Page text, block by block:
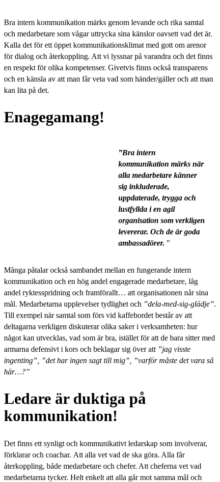
Bra intern kommunikation märks genom levande och rika samtal
och medarbetare som vågar uttrycka sina känslor oavsett vad det är.
Kalla det för ett öppet kommunikationsklimat med gott om arenor
för dialog och återkoppling. Att vi lyssnar på varandra och det finns
en respekt för olika kompetenser. Givetvis finns också transparens
och en känsla av att man får veta vad som händer/gäller och att man
kan lita på det.
Enagegamang!
”Bra intern
kommunikation märks när
alla medarbetare känner
sig inkluderade,
uppdaterade, trygga och
lustfyllda i en agil
organisation som verkligen
levererar. Och de är goda
ambassadörer.”
Många påtalar också sambandet mellan en fungerande intern
kommunikation och en hög andel engagerade medarbetare, låg
andel ryktesspridning och framförallt… att organisationen når sina
mål. Medarbetarna upplevelser tydlighet och ”dela-med-sig-glädje”.
Till exempel när samtal som förs vid kaffebordet består av att
deltagarna verkligen diskuterar olika saker i verksamheten: hur
något kan utvecklas, vad som är bra, istället för att de bara sitter med
armarna defensivt i kors och beklagar sig över att ”jag visste
ingenting”, ”det har ingen sagt till mig”, ”varför måste det vara så
här…?”
Ledare är duktiga på
kommunikation!
Det finns ett synligt och kommunikativt ledarskap som involverar,
förklarar och coachar. Att alla vet vad de ska göra. Alla får
återkoppling, både medarbetare och chefer. Att cheferna vet vad
medarbetarna tycker. Helt enkelt att alla går mot samma mål och